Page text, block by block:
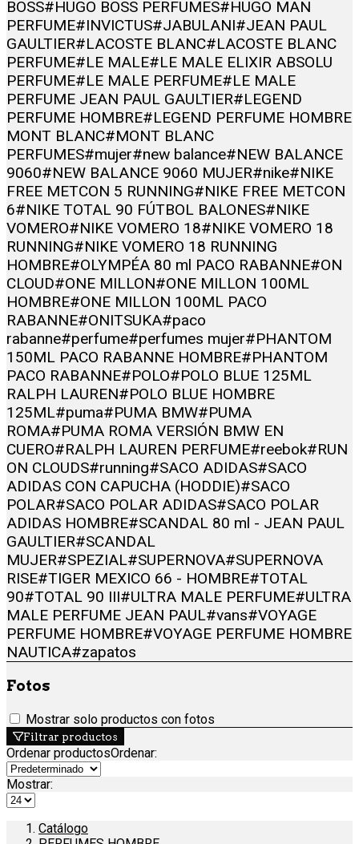
BOSS#HUGO BOSS PERFUMES#HUGO MAN
PERFUME#INVICTUS#JABULANI#JEAN PAUL
GAULTIER#LACOSTE BLANC#LACOSTE BLANC
PERFUME#LE MALE#LE MALE ELIXIR ABSOLU
PERFUME#LE MALE PERFUME#LE MALE
PERFUME JEAN PAUL GAULTIER#LEGEND
PERFUME HOMBRE#LEGEND PERFUME HOMBRE
MONT BLANC#MONT BLANC
PERFUMES#mujer#new balance#NEW BALANCE
9060#NEW BALANCE 9060 MUJER#nike#NIKE
FREE METCON 5 RUNNING#NIKE FREE METCON
6#NIKE TOTAL 90 FÚTBOL BALONES#NIKE
VOMERO#NIKE VOMERO 18#NIKE VOMERO 18
RUNNING#NIKE VOMERO 18 RUNNING
HOMBRE#OLYMPÉA 80 ml PACO RABANNE#ON
CLOUD#ONE MILLON#ONE MILLON 100ML
HOMBRE#ONE MILLON 100ML PACO
RABANNE#ONITSUKA#paco
rabanne#perfume#perfumes mujer#PHANTOM
150ML PACO RABANNE HOMBRE#PHANTOM
PACO RABANNE#POLO#POLO BLUE 125ML
RALPH LAUREN#POLO BLUE HOMBRE
125ML#puma#PUMA BMW#PUMA
ROMA#PUMA ROMA VERSIÓN BMW EN
CUERO#RALPH LAUREN PERFUME#reebok#RUN
ON CLOUDS#running#SACO ADIDAS#SACO
ADIDAS CON CAPUCHA (HODDIE)#SACO
POLAR#SACO POLAR ADIDAS#SACO POLAR
ADIDAS HOMBRE#SCANDAL 80 ml - JEAN PAUL
GAULTIER#SCANDAL
MUJER#SPEZIAL#SUPERNOVA#SUPERNOVA
RISE#TIGER MEXICO 66 - HOMBRE#TOTAL
90#TOTAL 90 III#ULTRA MALE PERFUME#ULTRA
MALE PERFUME JEAN PAUL#vans#VOYAGE
PERFUME HOMBRE#VOYAGE PERFUME HOMBRE
NAUTICA#zapatos
Fotos
Mostrar solo productos con fotos
Filtrar productos
Ordenar productosOrdenar:
Mostrar:
Catálogo